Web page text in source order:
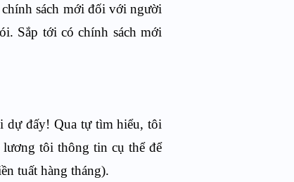
sách mới đối với người
Sắp tới có chính sách mới
dự đấy! Qua tự tìm hiểu, tôi
tôi thông tin cụ thể để
tuất hàng tháng).